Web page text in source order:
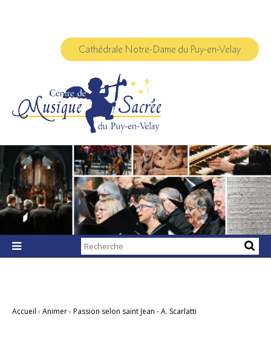
Cathédrale Notre-Dame du Puy-en-Velay

Chercher par
Recherche
Accueil › Animer› Passion selon saint Jean - A. Scarlatti